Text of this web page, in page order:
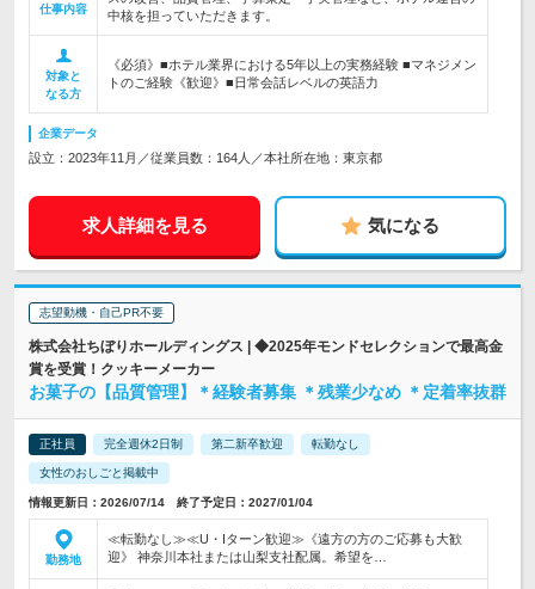
仕事内容
中核を担っていただきます。
対象と
なる方
《必須》■ホテル業界における5年以上の実務経験 ■マネジメン
トのご経験《歓迎》■日常会話レベルの英語力
企業データ
設立：2023年11月／従業員数：164人／本社所在地：東京都
求人詳細を見る 気になる
志望動機・自己PR不要
株式会社ちぼりホールディングス | ◆2025年モンドセレクションで最高金
賞を受賞！クッキーメーカー
お菓子の【品質管理】＊経験者募集 ＊残業少なめ ＊定着率抜群
正社員 完全週休2日制 第二新卒歓迎 転勤なし
女性のおしごと掲載中
情報更新日：2026/07/14 終了予定日：2027/01/04
勤務地
≪転勤なし≫≪U・Iターン歓迎≫《遠方の方のご応募も大歓
迎》 神奈川本社または山梨支社配属。希望を…